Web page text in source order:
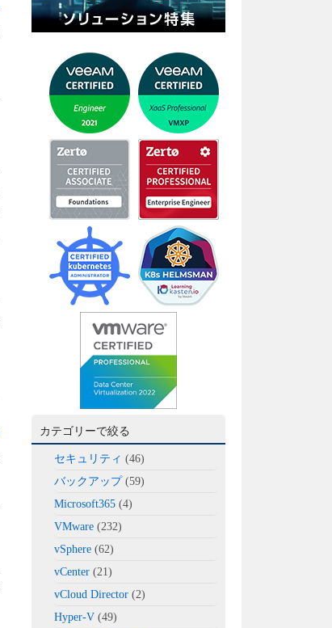
カテゴリーで絞る
セキュリティ (46)
バックアップ(59)
Microsoft365 (4)
VMware (232)
vSphere (62)
vCenter (21)
vCloud Director (2)
Hyper-V (49)